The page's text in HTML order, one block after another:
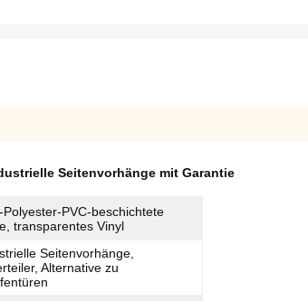
Seitenvorhänge mit Garantie
Polyester-PVC-beschichtete
transparentes Vinyl
Seitenvorhänge,
Alternative zu